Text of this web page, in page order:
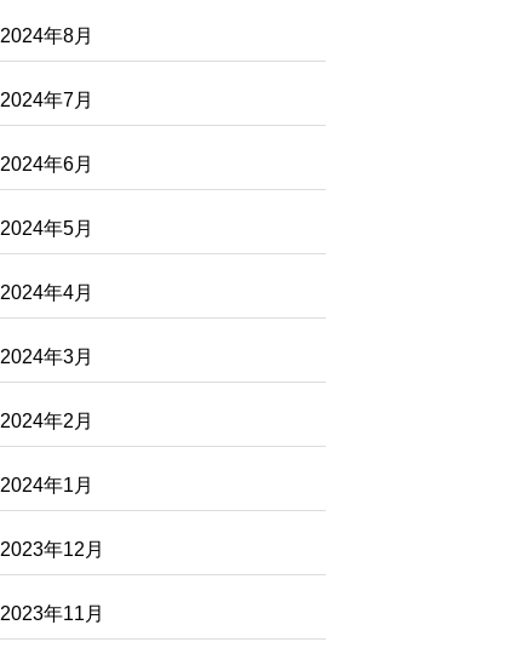
2024年8月
2024年7月
2024年6月
2024年5月
2024年4月
2024年3月
2024年2月
2024年1月
2023年12月
2023年11月